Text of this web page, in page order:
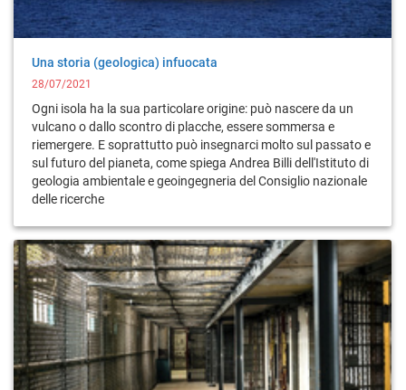
Una storia (geologica) infuocata
28/07/2021
Ogni isola ha la sua particolare origine: può nascere da un
vulcano o dallo scontro di placche, essere sommersa e
riemergere. E soprattutto può insegnarci molto sul passato e
sul futuro del pianeta, come spiega Andrea Billi dell'Istituto di
geologia ambientale e geoingegneria del Consiglio nazionale
delle ricerche